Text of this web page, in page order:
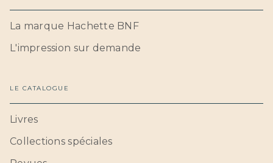
La marque Hachette BNF
L'impression sur demande
LE CATALOGUE
Livres
Collections spéciales